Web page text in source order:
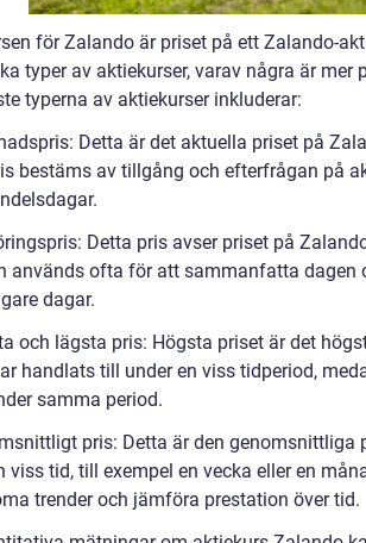
för Zalando är priset på ett Zalando-
typer av aktiekurser, varav några är mer
typerna av aktiekurser inkluderar:
Detta är det aktuella priset på
bestäms av tillgång och efterfrågan på
Detta pris avser priset på
används ofta för att sammanfatta dagen
dagar.
och lägsta pris: Högsta priset är det
handlats till under en viss tidperiod,
samma period.
pris: Detta är den genomsnittliga
viss tid, till exempel en vecka eller en
trender och jämföra prestation över tid.